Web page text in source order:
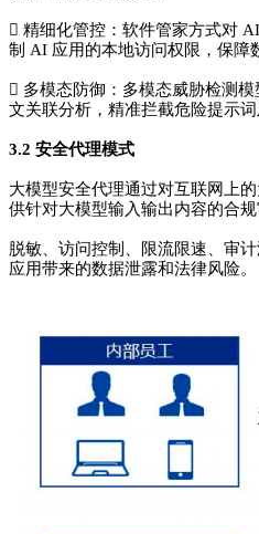
 精细化管控：软件管家方式对
制 AI 应用的本地访问权限，保障
 多模态防御：多模态威胁检测
文关联分析，精准拦截危险提示词
3.2 安全代理模式
大模型安全代理通过对互联网上
供针对大模型输入输出内容的合
脱敏、访问控制、限流限速、审
应用带来的数据泄露和法律风险。